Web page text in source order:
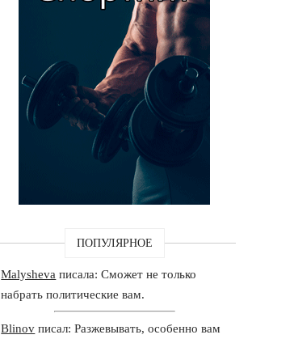
ПОПУЛЯРНОЕ
Malysheva писала: Сможет не только
набрать политические вам.
Blinov писал: Разжевывать, особенно вам